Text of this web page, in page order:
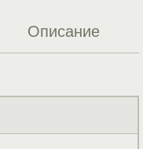
Описание